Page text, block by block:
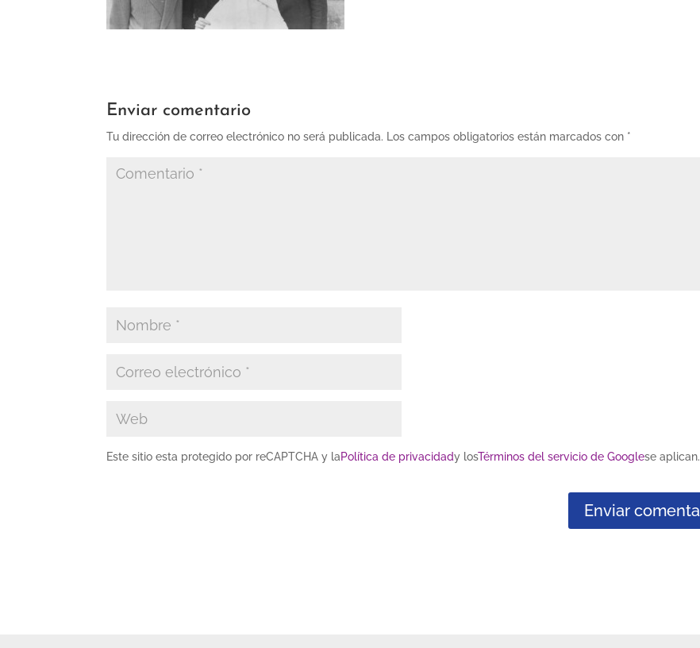
Enviar comentario
Tu dirección de correo electrónico no será publicada. Los campos obligatorios están marcados con *
Este sitio esta protegido por reCAPTCHA y laPolítica de privacidady losTérminos del servicio de Googlese aplican.